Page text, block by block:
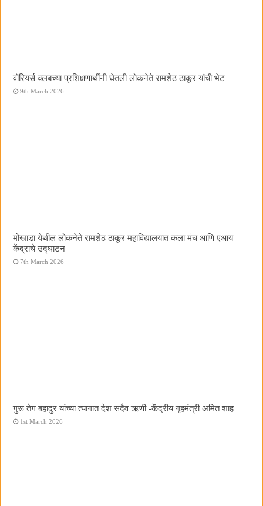
वॉरियर्स क्लबच्या प्रशिक्षणार्थींनी घेतली लोकनेते रामशेठ ठाकूर यांची भेट
9th March 2026
मोखाडा येथील लोकनेते रामशेठ ठाकूर महाविद्यालयात कला मंच आणि एआय
केंद्राचे उद्घाटन
7th March 2026
गुरू तेग बहादुर यांच्या त्यागात देश सदैव ऋणी -केंद्रीय गृहमंत्री अमित शाह
1st March 2026